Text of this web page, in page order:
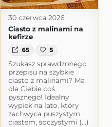
30 czerwca 2026
Ciasto z malinami na
kefirze
65 5
Szukasz sprawdzonego
przepisu na szybkie
ciasto z malinami? Ma
dla Ciebie coś
pysznego! Idealny
wypiek na lato, który
zachwyca puszystym
ciastem, soczystymi (...)